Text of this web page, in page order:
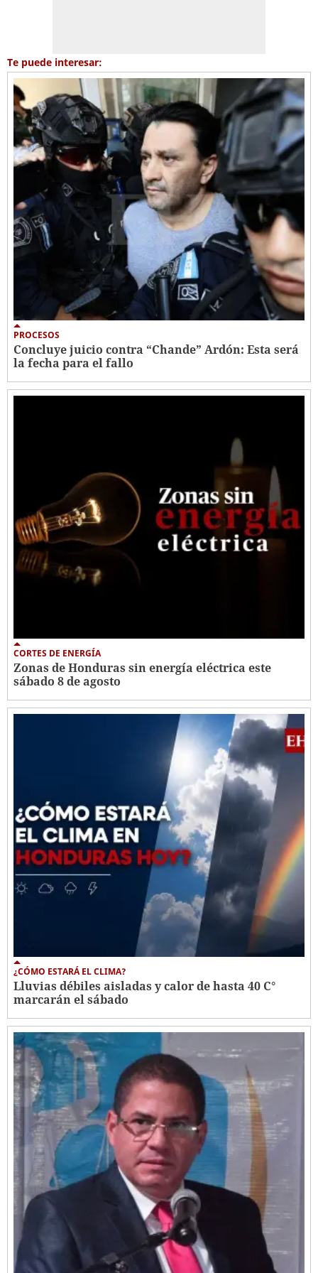
Te puede interesar:
PROCESOS
Concluye juicio contra “Chande” Ardón: Esta será
la fecha para el fallo
CORTES DE ENERGÍA
Zonas de Honduras sin energía eléctrica este
sábado 8 de agosto
¿CÓMO ESTARÁ EL CLIMA?
Lluvias débiles aisladas y calor de hasta 40 C°
marcarán el sábado